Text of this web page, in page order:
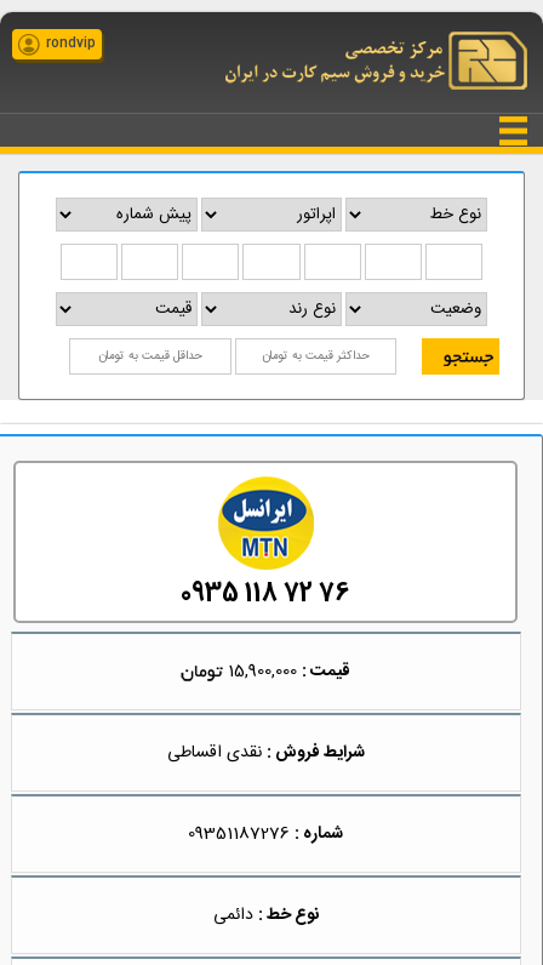
rondvip
0935 118 72 76
قیمت :
شرایط فروش : نقدی اقساطی
شماره : 09351187276
نوع خط : دائمی